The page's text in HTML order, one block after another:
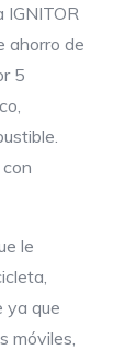
IGNITOR
ahorro de
5
le
ya que
móviles,